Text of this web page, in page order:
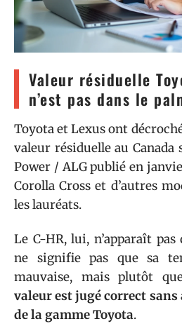
Valeur résiduelle
n’est pas dans le
Toyota et Lexus ont
valeur résiduelle au Canada
Power / ALG publié en
Corolla Cross et d’autres
les lauréats.
Le C-HR, lui, n’apparaît
ne signifie pas que sa
mauvaise, mais plutôt
valeur est jugé correct
de la gamme Toyota.